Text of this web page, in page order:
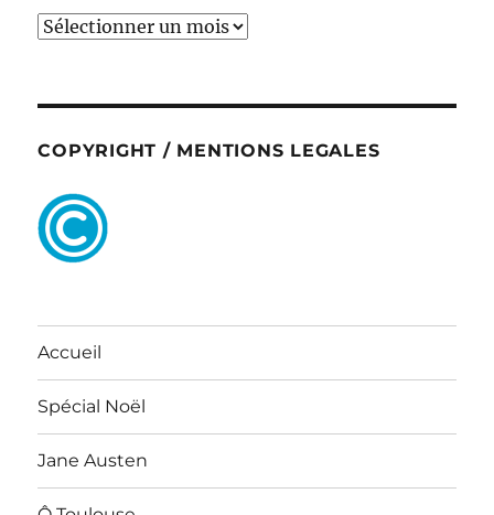
ARCHIVES
COPYRIGHT / MENTIONS LEGALES
Accueil
Spécial Noël
Jane Austen